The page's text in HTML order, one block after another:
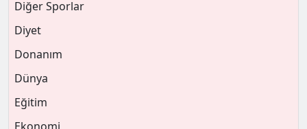
Diğer Sporlar
Diyet
Donanım
Dünya
Eğitim